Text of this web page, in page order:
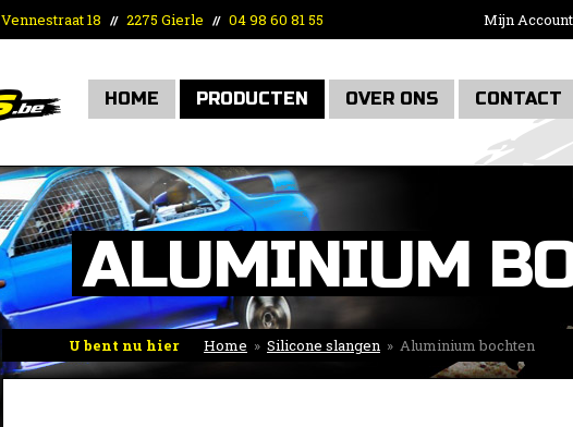
Vennestraat 18 // 2275 Gierle // 04 98 60 81 55 Mijn Account
HOME PRODUCTEN OVER ONS CONTACT
ALUMINIUM
U bent nu hier Home » Silicone slangen » Aluminium bochten